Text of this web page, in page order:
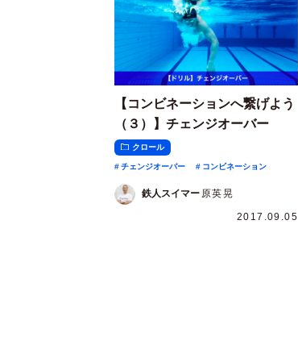
【コンビネーションへ繋げよう
（３）】チェンジオーバー
クロール
チェンジオーバー コンビネーション
鉄人スイマー 原英晃
2017.09.05